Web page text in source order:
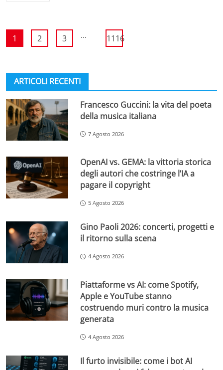
1 2 3 ... 1116
ARTICOLI RECENTI
Francesco Guccini: la vita del poeta
della musica italiana
7 Agosto 2026
OpenAI vs. GEMA: la vittoria storica
degli autori che costringe l’IA a
pagare il copyright
5 Agosto 2026
Gino Paoli 2026: concerti, progetti e
il ritorno sulla scena
4 Agosto 2026
Piattaforme vs AI: come Spotify,
Apple e YouTube stanno
costruendo muri contro la musica
generata
4 Agosto 2026
Il furto invisibile: come i bot AI